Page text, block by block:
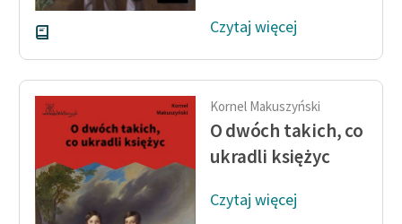
Czytaj więcej
Kornel Makuszyński
O dwóch takich, co
ukradli księżyc
Czytaj więcej